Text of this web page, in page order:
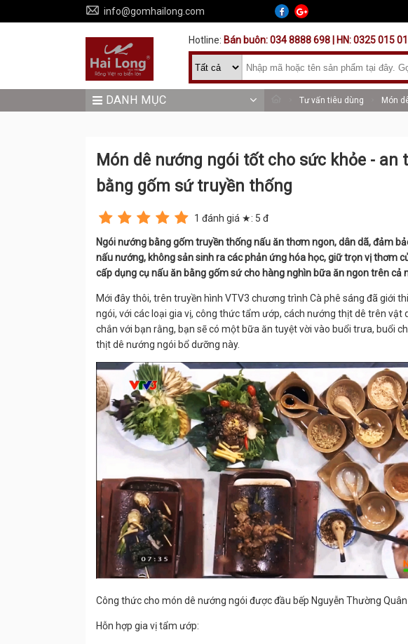
info@gomhailong.com
Hotline: Bán buôn: 034 8888 698 | HN: 0325 015
DANH MỤC Tư vấn tiêu dùng Món
Món dê nướng ngói tốt cho sức khỏe - an
bằng gốm sứ truyền thống
1 đánh giá ★: 5 đ
Ngói nướng bằng gốm truyền thống nấu ăn thơm ngon, dân dã, đảm
nấu nướng, không sản sinh ra các phản ứng hóa học, giữ trọn vị thơm
cấp dụng cụ nấu ăn bằng gốm sứ cho hàng nghìn bữa ăn ngon trên cả
Mới đây thôi, trên truyền hình VTV3 chương trình Cà phê sáng đã giới
ngói, với các loại gia vị, công thức tẩm ướp, cách nướng thịt dê trên
chắn với bạn rằng, bạn sẽ có một bữa ăn tuyệt vời vào buổi trưa, buổi
thịt dê nướng ngói bổ dưỡng này.
Công thức cho món dê nướng ngói được đầu bếp Nguyễn Thường Quân
Hỗn hợp gia vị tẩm ướp: